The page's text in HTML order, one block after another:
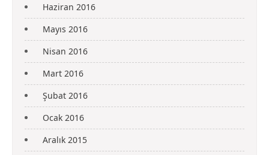
Haziran 2016
Mayıs 2016
Nisan 2016
Mart 2016
Şubat 2016
Ocak 2016
Aralık 2015